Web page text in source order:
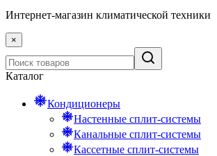
Интернет-магазин климатической техники
×
Каталог
Кондиционеры
Настенные сплит-системы
Канальные сплит-системы
Кассетные сплит-системы